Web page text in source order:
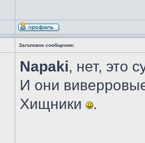
Заголовок сообщения:
Napaki, нет, это
И они
Хищники
.